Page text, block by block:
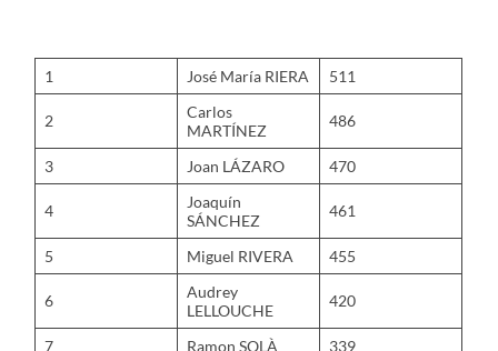
1 José María RIERA 511
2
Carlos
MARTÍNEZ
486
3 Joan LÁZARO 470
4
Joaquín
SÁNCHEZ
461
5 Miguel RIVERA 455
6
Audrey
LELLOUCHE
420
7 Ramon SOLÀ 339